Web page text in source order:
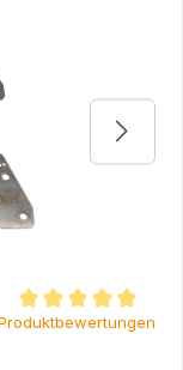
Durchschnittliche